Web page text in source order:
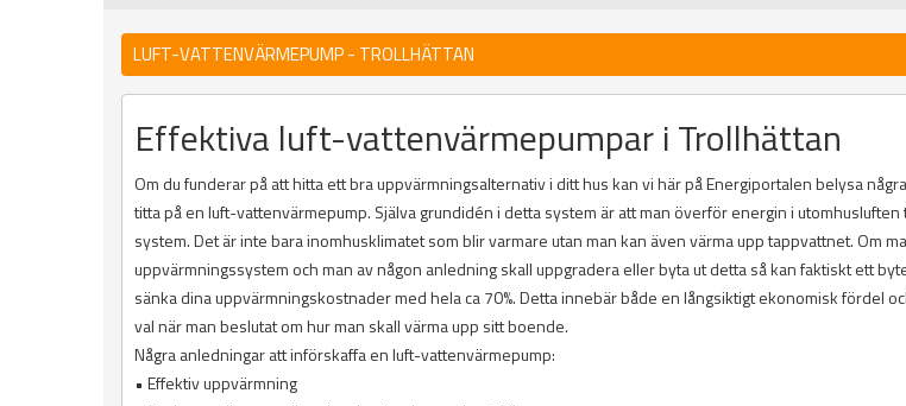
LUFT-VATTENVÄRMEPUMP - TROLLHÄTTAN
Effektiva luft-vattenvärmepumpar i Trollhättan
Om du funderar på att hitta ett bra uppvärmningsalternativ i ditt hus kan vi här på Energiportalen belysa
titta på en luft-vattenvärmepump. Själva grundidén i detta system är att man överför energin i
system. Det är inte bara inomhusklimatet som blir varmare utan man kan även värma upp tappvattnet. Om
uppvärmningssystem och man av någon anledning skall uppgradera eller byta ut detta så kan faktiskt ett
sänka dina uppvärmningskostnader med hela ca 70%. Detta innebär både en långsiktigt ekonomisk fördel
val när man beslutat om hur man skall värma upp sitt boende.
Några anledningar att införskaffa en luft-vattenvärmepump:
• Effektiv uppvärmning